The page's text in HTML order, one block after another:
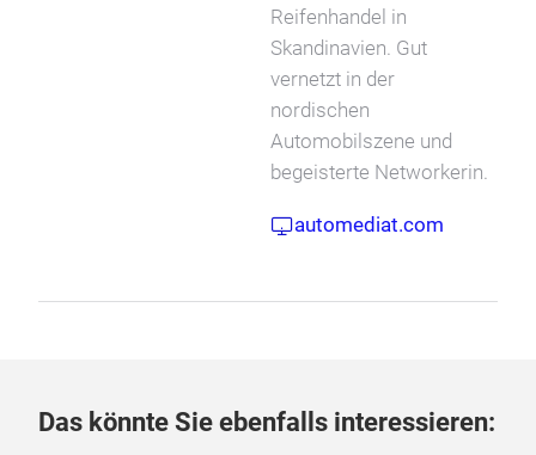
Reifenhandel in
Skandinavien. Gut
vernetzt in der
nordischen
Automobilszene und
begeisterte Networkerin.
automediat.com
Das könnte Sie ebenfalls interessieren: